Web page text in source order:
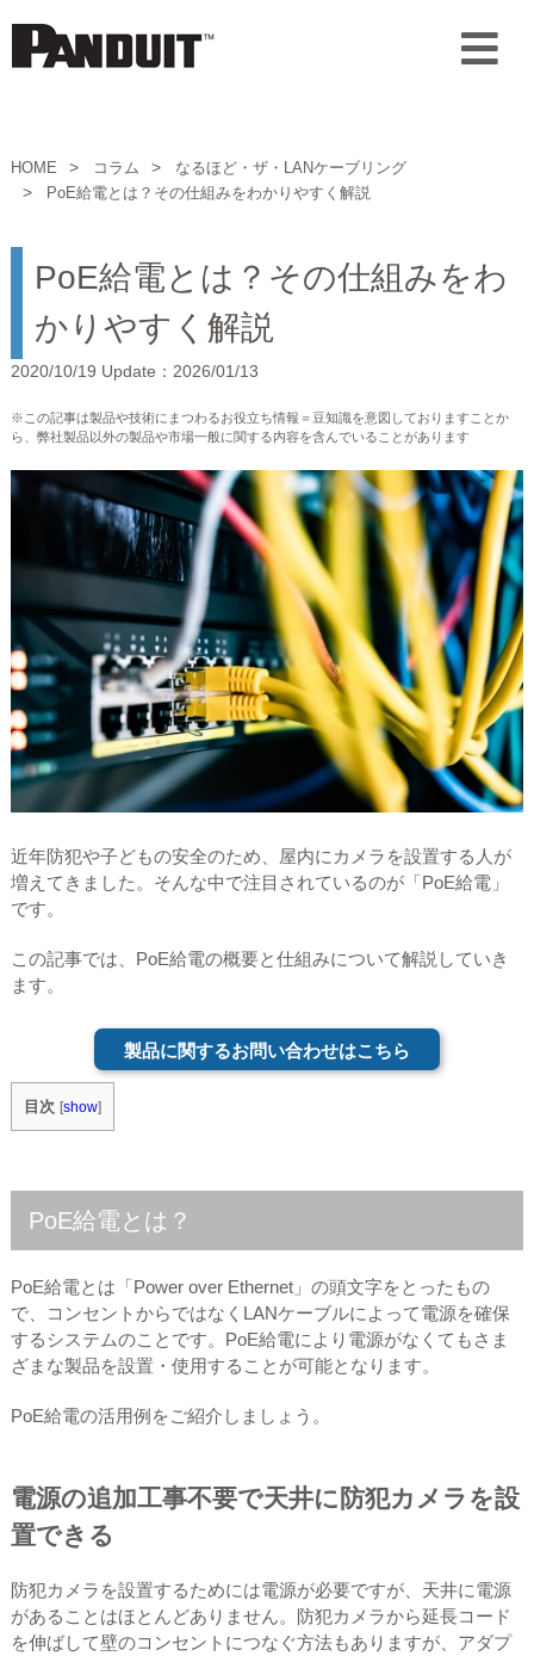
HOME コラム
なるほど・ザ・LANケーブリング
PoE給電とは？その仕組みをわかりやすく解説
PoE給電とは？その仕組みをわ
かりやすく解説
2020/10/19 Update：2026/01/13
※この記事は製品や技術にまつわるお役立ち情報＝豆知識を意図しておりますことか
ら、弊社製品以外の製品や市場一般に関する内容を含んでいることがあります
近年防犯や子どもの安全のため、屋内にカメラを設置する人が
増えてきました。そんな中で注目されているのが「PoE給電」
です。
この記事では、PoE給電の概要と仕組みについて解説していき
ます。
製品に関するお問い合わせはこちら
目次 [show]
PoE給電とは？
PoE給電とは「Power over Ethernet」の頭文字をとったもの
で、コンセントからではなくLANケーブルによって電源を確保
するシステムのことです。PoE給電により電源がなくてもさま
ざまな製品を設置・使用することが可能となります。
PoE給電の活用例をご紹介しましょう。
電源の追加工事不要で天井に防犯カメラを設
置できる
防犯カメラを設置するためには電源が必要ですが、天井に電源
があることはほとんどありません。防犯カメラから延長コード
を伸ばして壁のコンセントにつなぐ方法もありますが、アダプ